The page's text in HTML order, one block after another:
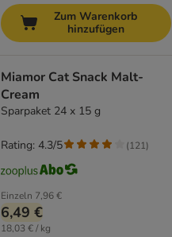
Zum Warenkorb
hinzufügen
Miamor Cat Snack Malt-
Cream
Sparpaket 24 x 15 g
Einzeln 7,96 €
6,49 €
18,03 € / kg
Rating: 4.3/5 (121)